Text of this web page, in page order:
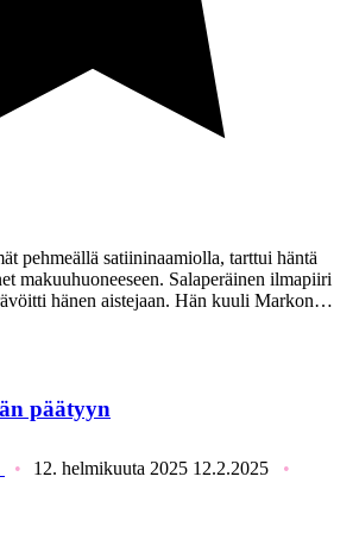
pehmeällä satiininaamiolla, tarttui häntä
makuuhuoneeseen. Salaperäinen ilmapiiri
hänen aistejaan. Hän kuuli Markon…
päätyyn
12. helmikuuta 2025 12.2.2025